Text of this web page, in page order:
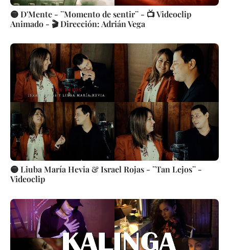
🟡 D'Mente - ¨Momento de sentir¨ - 📺 Videoclip
Animado - 🎬 Dirección: Adrián Vega
🟡 Liuba María Hevia & Israel Rojas - ¨Tan Lejos¨ -
Videoclip